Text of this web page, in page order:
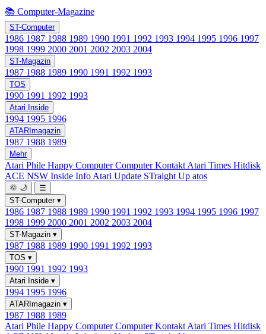
📚 Computer-Magazine
ST-Computer
1986 1987 1988 1989 1990 1991 1992 1993 1994 1995 1996 1997
1998 1999 2000 2001 2002 2003 2004
ST-Magazin
1987 1988 1989 1990 1991 1992 1993
TOS
1990 1991 1992 1993
Atari Inside
1994 1995 1996
ATARImagazin
1987 1988 1989
Mehr
Atari Phile Happy ComputerComputer Kontakt Atari Times Hitdisk
ACE NSW Inside Info Atari Update STraight Up atos
🌞 🌙
☰
ST-Computer ▾
1986 1987 1988 1989 1990 1991 1992 1993 1994 1995 1996 1997
1998 1999 2000 2001 2002 2003 2004
ST-Magazin ▾
1987 1988 1989 1990 1991 1992 1993
TOS ▾
1990 1991 1992 1993
Atari Inside ▾
1994 1995 1996
ATARImagazin ▾
1987 1988 1989
Atari Phile Happy ComputerComputer Kontakt Atari Times Hitdisk